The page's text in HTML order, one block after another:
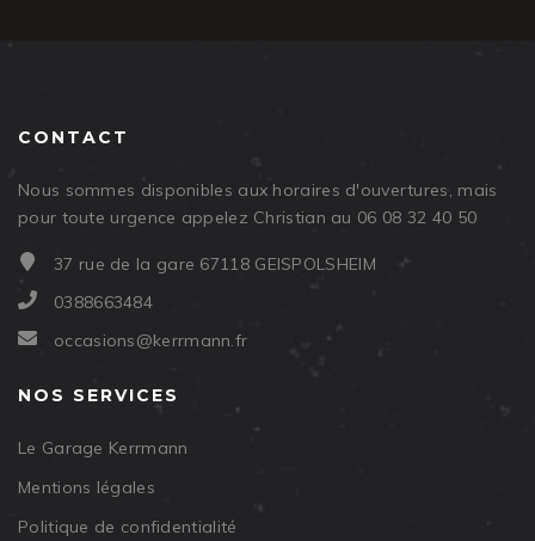
CONTACT
Nous sommes disponibles aux horaires d'ouvertures, mais
pour toute urgence appelez Christian au 06 08 32 40 50
37 rue de la gare 67118 GEISPOLSHEIM
0388663484
occasions@kerrmann.fr
NOS SERVICES
Le Garage Kerrmann
Mentions légales
Politique de confidentialité